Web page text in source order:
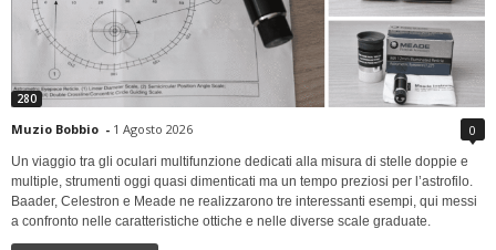
280
Muzio Bobbio - 1 Agosto 2026 0
Un viaggio tra gli oculari multifunzione dedicati alla misura di stelle doppie e
multiple, strumenti oggi quasi dimenticati ma un tempo preziosi per l’astrofilo.
Baader, Celestron e Meade ne realizzarono tre interessanti esempi, qui messi
a confronto nelle caratteristiche ottiche e nelle diverse scale graduate.